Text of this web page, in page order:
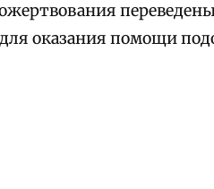
оказания помощи